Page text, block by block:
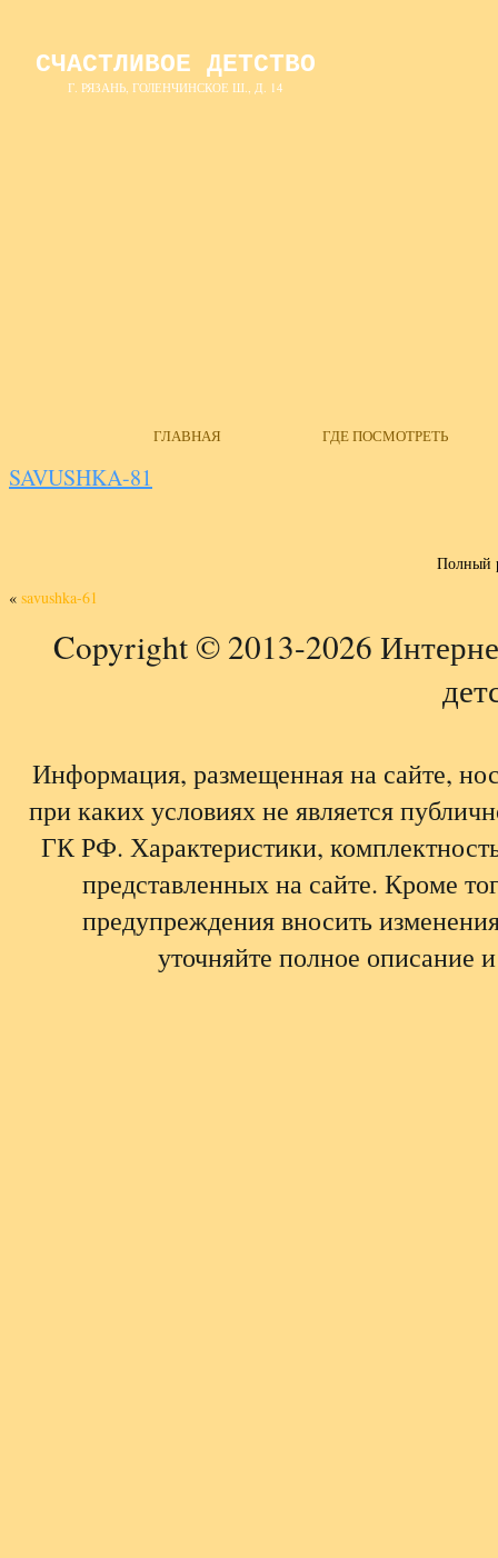
СЧАСТЛИВОЕ ДЕТСТВО
Г. РЯЗАНЬ, ГОЛЕНЧИНСКОЕ Ш., Д. 14
ГЛАВНАЯ ГДЕ ПОСМОТРЕТЬ
SAVUSHKA-81
Полный
« savushka-61
Copyright © 2013-2026
Информация, размещенная на сайте,
при каких условиях не является
ГК РФ. Характеристики,
представленных на сайте. Кроме
предупреждения вносить
уточняйте полное описание